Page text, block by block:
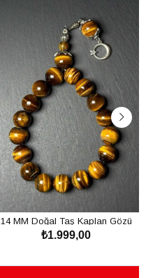
14 MM Doğal Taş Kaplan Gözü
Tesbih
₺1.999,00